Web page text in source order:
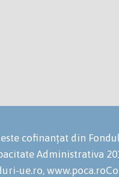
este cofinanțat din
Administrativa
ue.ro,